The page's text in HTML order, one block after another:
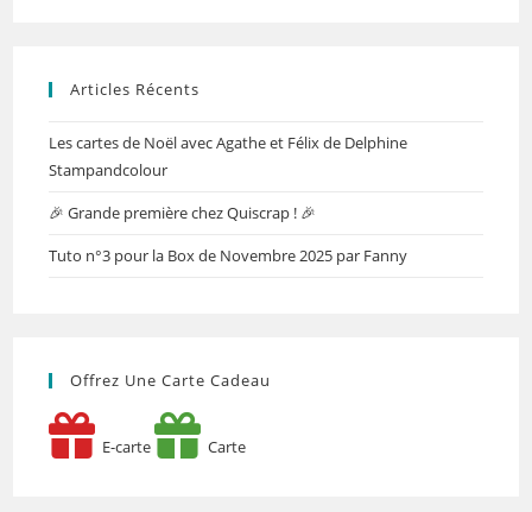
Articles Récents
Les cartes de Noël avec Agathe et Félix de Delphine
Stampandcolour
🎉 Grande première chez Quiscrap ! 🎉
Tuto n°3 pour la Box de Novembre 2025 par Fanny
Offrez Une Carte Cadeau
E-carte Carte